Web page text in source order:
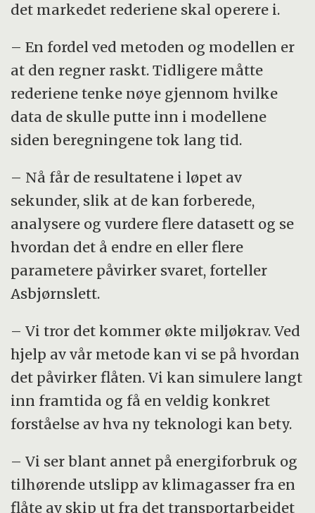
det markedet rederiene skal operere i.
– En fordel ved metoden og modellen er
at den regner raskt. Tidligere måtte
rederiene tenke nøye gjennom hvilke
data de skulle putte inn i modellene
siden beregningene tok lang tid.
– Nå får de resultatene i løpet av
sekunder, slik at de kan forberede,
analysere og vurdere flere datasett og se
hvordan det å endre en eller flere
parametere påvirker svaret, forteller
Asbjørnslett.
– Vi tror det kommer økte miljøkrav. Ved
hjelp av vår metode kan vi se på hvordan
det påvirker flåten. Vi kan simulere langt
inn framtida og få en veldig konkret
forståelse av hva ny teknologi kan bety.
– Vi ser blant annet på energiforbruk og
tilhørende utslipp av klimagasser fra en
flåte av skip ut fra det transportarbeidet